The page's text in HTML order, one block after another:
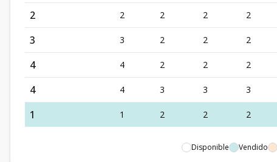
2 2 2 2 2
3 3 2 2 2
4 4 2 2 2
4 4 3 3 3
1 1 2 2 2
Disponible Vendido